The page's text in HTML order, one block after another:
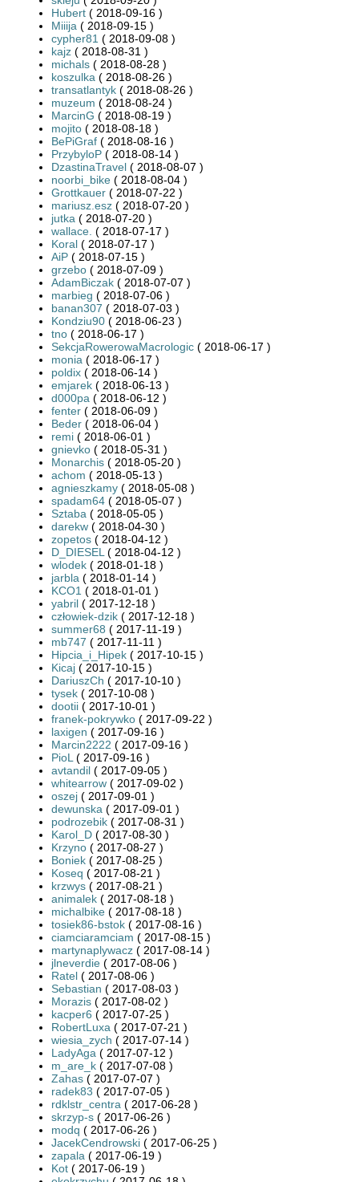
Hubert ( 2018-09-16 )
Miiija ( 2018-09-15 )
cypher81 ( 2018-09-08 )
kajz ( 2018-08-31 )
michals ( 2018-08-28 )
koszulka ( 2018-08-26 )
transatlantyk ( 2018-08-26 )
muzeum ( 2018-08-24 )
MarcinG ( 2018-08-19 )
mojito ( 2018-08-18 )
BePiGraf ( 2018-08-16 )
PrzybyloP ( 2018-08-14 )
DzastinaTravel ( 2018-08-07 )
noorbi_bike ( 2018-08-04 )
Grottkauer ( 2018-07-22 )
mariusz.esz ( 2018-07-20 )
jutka ( 2018-07-20 )
wallace. ( 2018-07-17 )
Koral ( 2018-07-17 )
AiP ( 2018-07-15 )
grzebo ( 2018-07-09 )
AdamBiczak ( 2018-07-07 )
marbieg ( 2018-07-06 )
banan307 ( 2018-07-03 )
Kondziu90 ( 2018-06-23 )
tno ( 2018-06-17 )
SekcjaRowerowaMacrologic ( 2018-06-17 )
monia ( 2018-06-17 )
poldix ( 2018-06-14 )
emjarek ( 2018-06-13 )
d000pa ( 2018-06-12 )
fenter ( 2018-06-09 )
Beder ( 2018-06-04 )
remi ( 2018-06-01 )
gnievko ( 2018-05-31 )
Monarchis ( 2018-05-20 )
achom ( 2018-05-13 )
agnieszkamy ( 2018-05-08 )
spadam64 ( 2018-05-07 )
Sztaba ( 2018-05-05 )
darekw ( 2018-04-30 )
zopetos ( 2018-04-12 )
D_DIESEL ( 2018-04-12 )
wlodek ( 2018-01-18 )
jarbla ( 2018-01-14 )
KCO1 ( 2018-01-01 )
yabril ( 2017-12-18 )
człowiek-dzik ( 2017-12-18 )
summer68 ( 2017-11-19 )
mb747 ( 2017-11-11 )
Hipcia_i_Hipek ( 2017-10-15 )
Kicaj ( 2017-10-15 )
DariuszCh ( 2017-10-10 )
tysek ( 2017-10-08 )
dootii ( 2017-10-01 )
franek-pokrywko ( 2017-09-22 )
laxigen ( 2017-09-16 )
Marcin2222 ( 2017-09-16 )
PioL ( 2017-09-16 )
avtandil ( 2017-09-05 )
whitearrow ( 2017-09-02 )
oszej ( 2017-09-01 )
dewunska ( 2017-09-01 )
podrozebik ( 2017-08-31 )
Karol_D ( 2017-08-30 )
Krzyno ( 2017-08-27 )
Boniek ( 2017-08-25 )
Koseq ( 2017-08-21 )
krzwys ( 2017-08-21 )
animalek ( 2017-08-18 )
michalbike ( 2017-08-18 )
tosiek86-bstok ( 2017-08-16 )
ciamciaramciam ( 2017-08-15 )
martynaplywacz ( 2017-08-14 )
jlneverdie ( 2017-08-06 )
Ratel ( 2017-08-06 )
Sebastian ( 2017-08-03 )
Morazis ( 2017-08-02 )
kacper6 ( 2017-07-25 )
RobertLuxa ( 2017-07-21 )
wiesia_zych ( 2017-07-14 )
LadyAga ( 2017-07-12 )
m_are_k ( 2017-07-08 )
Zahas ( 2017-07-07 )
radek83 ( 2017-07-05 )
rdklstr_centra ( 2017-06-28 )
skrzyp-s ( 2017-06-26 )
modq ( 2017-06-26 )
JacekCendrowski ( 2017-06-25 )
zapala ( 2017-06-19 )
Kot ( 2017-06-19 )